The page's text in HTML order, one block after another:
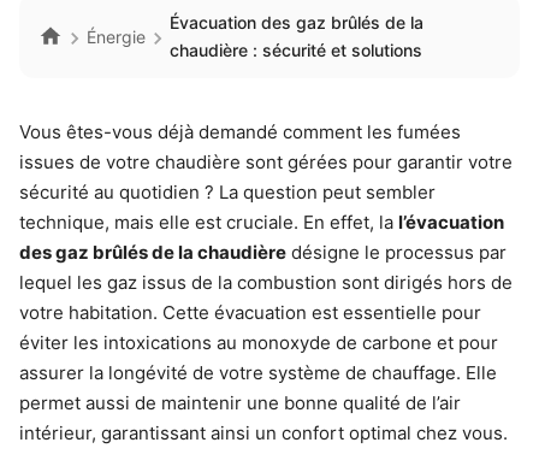
Énergie
Évacuation des gaz brûlés de la
chaudière : sécurité et solutions
Vous êtes-vous déjà demandé comment les fumées
issues de votre chaudière sont gérées pour garantir votre
sécurité au quotidien ? La question peut sembler
technique, mais elle est cruciale. En effet, la l’évacuation
des gaz brûlés de la chaudière désigne le processus par
lequel les gaz issus de la combustion sont dirigés hors de
votre habitation. Cette évacuation est essentielle pour
éviter les intoxications au monoxyde de carbone et pour
assurer la longévité de votre système de chauffage. Elle
permet aussi de maintenir une bonne qualité de l’air
intérieur, garantissant ainsi un confort optimal chez vous.